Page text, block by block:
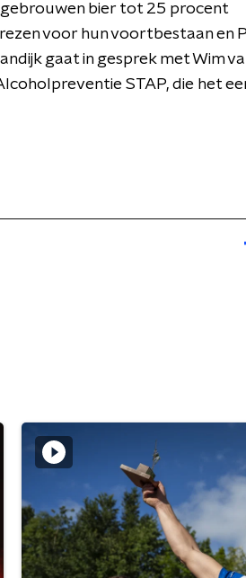
bier tot 25 procent
voor hun voortbestaan en
gaat in gesprek met Wim
STAP, die het